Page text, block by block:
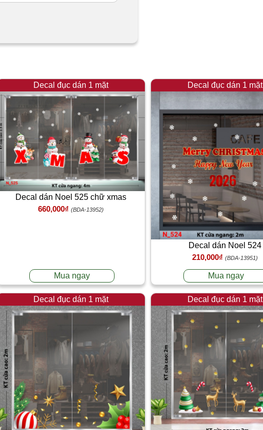
Decal đục dán 1 mặt
Decal dán Noel 525 chữ xmas
660,000₫ (BDA-13952)
Mua ngay
Decal đục dán 1 mặt
Decal dán Noel 524
210,000₫ (BDA-13951)
Mua ngay
Decal đục dán 1 mặt Decal đục dán 1 mặt